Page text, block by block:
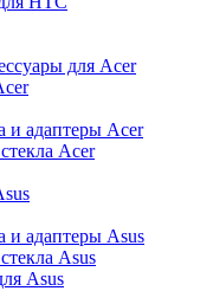
для Acer
и адаптеры Acer
Acer
и адаптеры Asus
Asus
Asus